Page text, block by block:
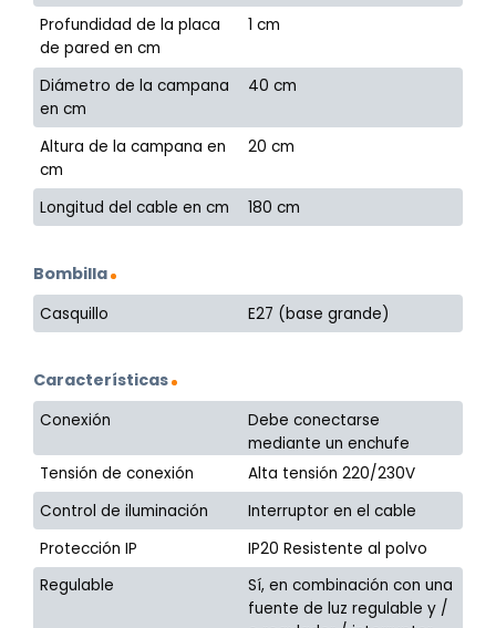
Profundidad de la placa
de pared en cm
1 cm
Diámetro de la campana
en cm
40 cm
Altura de la campana en
cm
20 cm
Longitud del cable en cm 180 cm
Bombilla
Casquillo E27 (base grande)
Características
Conexión
Debe conectarse
mediante un enchufe
Tensión de conexión
Alta tensión 220/230V
Control de iluminación
Interruptor en el cable
Protección IP
IP20 Resistente al polvo
Regulable
Sí, en combinación con una
fuente de luz regulable y /